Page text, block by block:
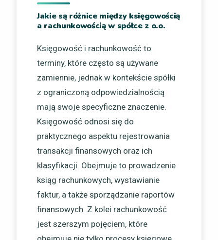
Jakie są różnice między księgowością
a rachunkowością w spółce z o.o.
Księgowość i rachunkowość to
terminy, które często są używane
zamiennie, jednak w kontekście spółki
z ograniczoną odpowiedzialnością
mają swoje specyficzne znaczenie.
Księgowość odnosi się do
praktycznego aspektu rejestrowania
transakcji finansowych oraz ich
klasyfikacji. Obejmuje to prowadzenie
ksiąg rachunkowych, wystawianie
faktur, a także sporządzanie raportów
finansowych. Z kolei rachunkowość
jest szerszym pojęciem, które